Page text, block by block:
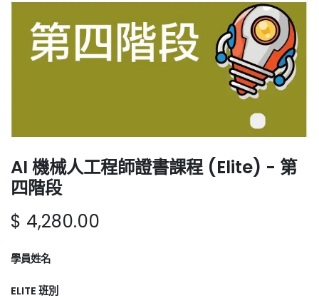
AI 機械人工程師證書課程 (Elite) - 第
四階段
$ 4,280.00
學員姓名
ELITE 班別